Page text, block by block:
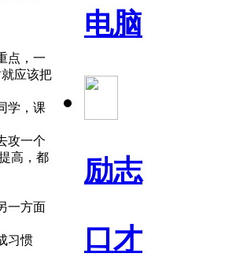
电脑
励志
口才
点，一
应该把
学，课
攻一个
高，都
一方面
习惯